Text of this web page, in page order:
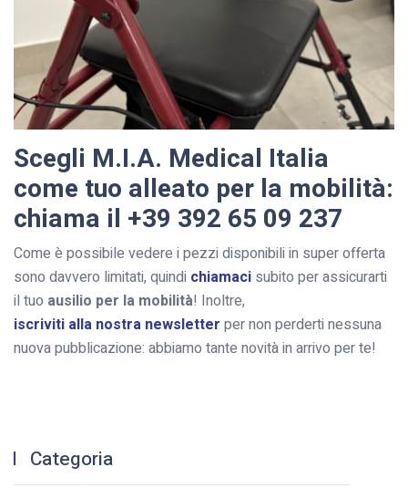
Scegli M.I.A. Medical Italia
come tuo alleato per la mobilità:
chiama il +39 392 65 09 237
Come è possibile vedere i pezzi disponibili in super offerta
sono davvero limitati, quindi chiamaci subito per assicurarti
il tuo ausilio per la mobilità! Inoltre,
iscriviti alla nostra newsletter per non perderti nessuna
nuova pubblicazione: abbiamo tante novità in arrivo per te!
Categoria